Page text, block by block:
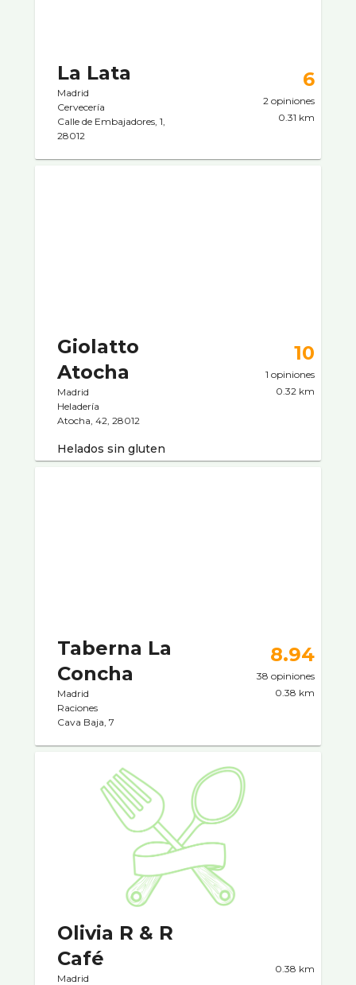
La Lata
Madrid
Cervecerí­a
Calle de Embajadores, 1,
28012
6
2 opiniones
0.31 km
Giolatto
Atocha
Madrid
Heladerí­a
Atocha, 42, 28012
10
1 opiniones
0.32 km
Helados sin gluten
Taberna La
Concha
Madrid
Raciones
Cava Baja, 7
8.94
38 opiniones
0.38 km
Olivia R & R
Café
Madrid
0.38 km